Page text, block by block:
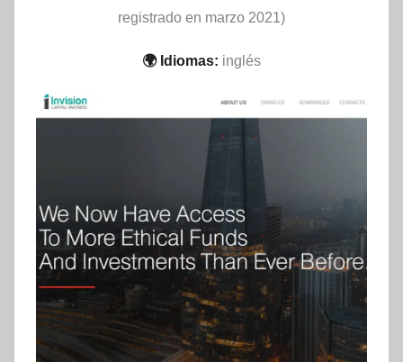
registrado en marzo 2021)
🌍 Idiomas: inglés